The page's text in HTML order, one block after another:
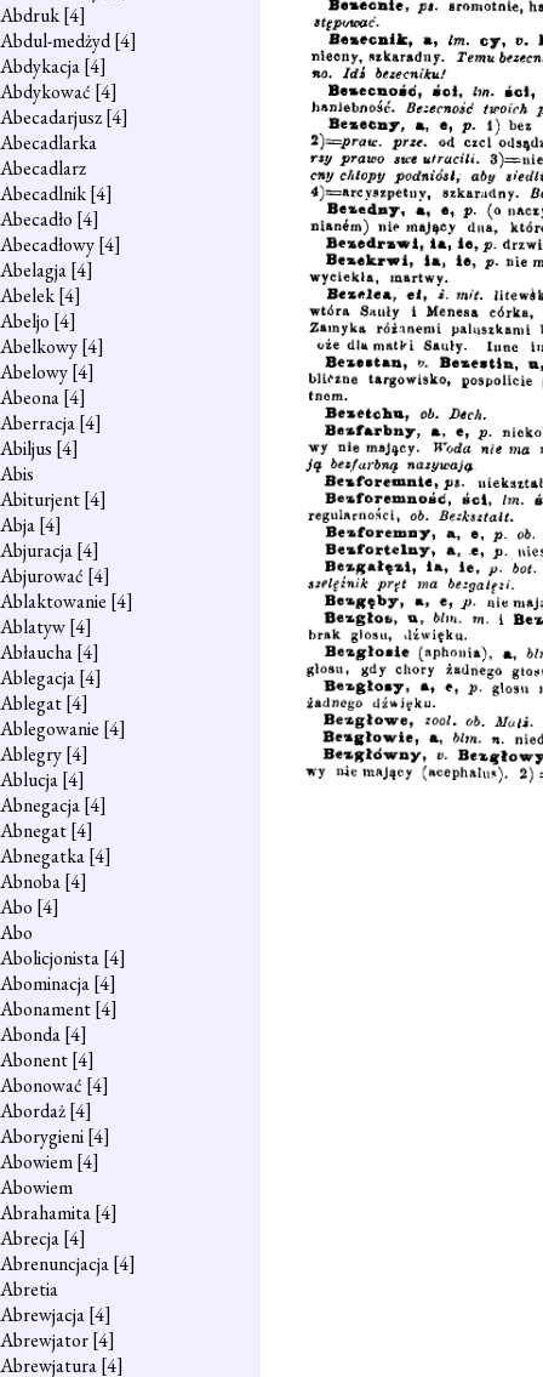
Abdruk[4]
Abdul-medżyd[4]
Abdykacja[4]
Abdykować [4]
Abecadarjusz[4]
Abecadlarka
Abecadlarz
Abecadlnik[4]
Abecadło [4]
Abecadłowy[4]
Abelagja[4]
Abelek[4]
Abeljo [4]
Abelkowy[4]
Abelowy[4]
Abeona[4]
Aberracja[4]
Abiljus [4]
Abis
Abiturjent[4]
Abja[4]
Abjuracja[4]
Abjurować [4]
Ablaktowanie [4]
Ablatyw[4]
Abłaucha[4]
Ablegacja[4]
Ablegat[4]
Ablegowanie [4]
Ablegry[4]
Ablucja[4]
Abnegacja[4]
Abnegat[4]
Abnegatka[4]
Abnoba[4]
Abo [4]
Abo
Abolicjonista[4]
Abominacja[4]
Abonament[4]
Abonda[4]
Abonent[4]
Abonować [4]
Abordaż[4]
Aborygieni[4]
Abowiem[4]
Abowiem
Abrahamita[4]
Abrecja[4]
Abrenuncjacja[4]
Abretia
Abrewjacja[4]
Abrewjator[4]
Abrewjatura[4]